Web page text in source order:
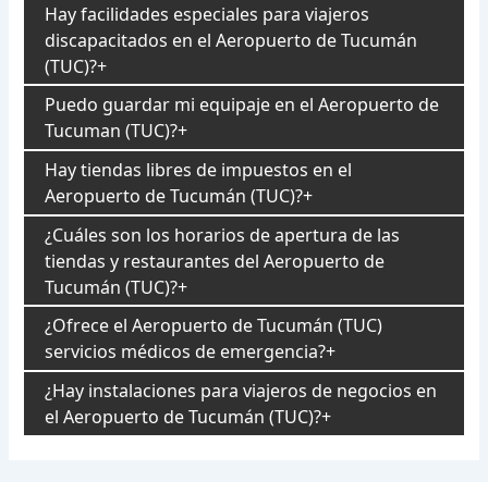
Hay facilidades especiales para viajeros
discapacitados en el Aeropuerto de Tucumán
(TUC)?
Puedo guardar mi equipaje en el Aeropuerto de
Tucuman (TUC)?
Hay tiendas libres de impuestos en el
Aeropuerto de Tucumán (TUC)?
¿Cuáles son los horarios de apertura de las
tiendas y restaurantes del Aeropuerto de
Tucumán (TUC)?
¿Ofrece el Aeropuerto de Tucumán (TUC)
servicios médicos de emergencia?
¿Hay instalaciones para viajeros de negocios en
el Aeropuerto de Tucumán (TUC)?